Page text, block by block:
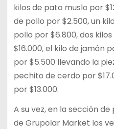
kilos de pata muslo por
de pollo por $2.500, un
pollo por $6.800, dos
$16.000, el kilo de jamón
por $5.500 llevando la
pechito de cerdo por
por $13.000.
A su vez, en la sección
de Grupolar Market los